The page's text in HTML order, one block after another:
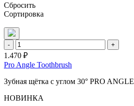
Сбросить
Сортировка
- +
1.470 ₽
Pro Angle Toothbrush
Зубная щётка с углом 30° PRO ANGLE
НОВИНКА